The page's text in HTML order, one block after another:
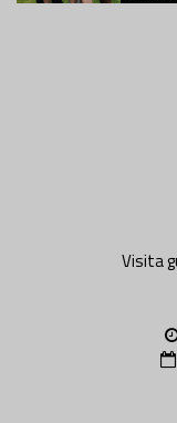
Visita